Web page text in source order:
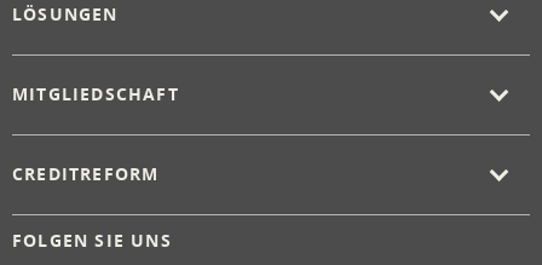
LÖSUNGEN
MITGLIEDSCHAFT
CREDITREFORM
FOLGEN SIE UNS